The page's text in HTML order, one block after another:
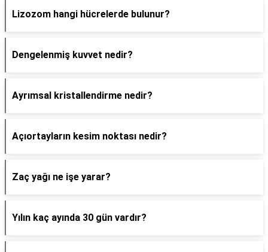
Lizozom hangi hücrelerde bulunur?
Dengelenmiş kuvvet nedir?
Ayrımsal kristallendirme nedir?
Açıortayların kesim noktası nedir?
Zaç yağı ne işe yarar?
Yılın kaç ayında 30 gün vardır?